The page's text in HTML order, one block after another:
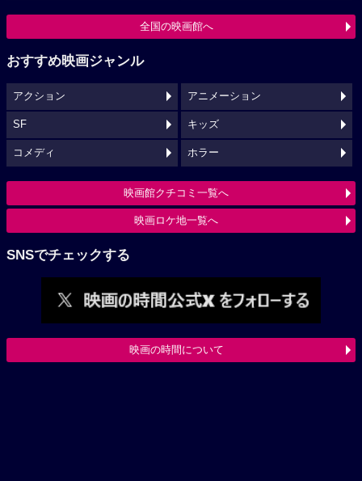
全国の映画館へ
おすすめ映画ジャンル
アクション アニメーション
SF キッズ
コメディ ホラー
映画館クチコミ一覧へ
映画ロケ地一覧へ
SNSでチェックする
映画の時間について